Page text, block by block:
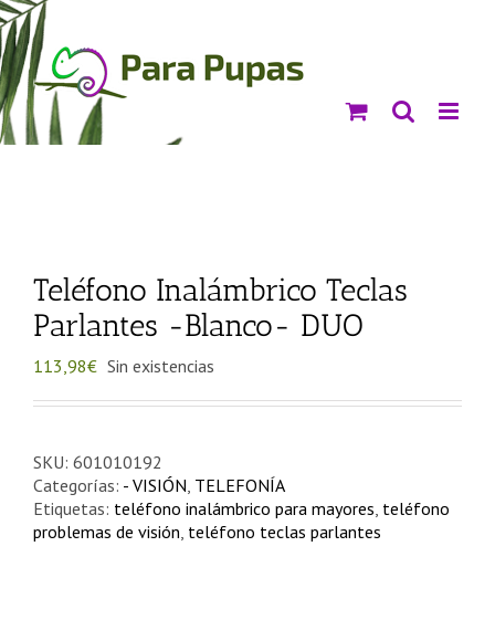
Saltar
al
contenido
Teléfono Inalámbrico Teclas
Parlantes -Blanco- DUO
113,98€ Sin existencias
SKU: 601010192
Categorías: - VISIÓN, TELEFONÍA
Etiquetas: teléfono inalámbrico para mayores, teléfono
problemas de visión, teléfono teclas parlantes